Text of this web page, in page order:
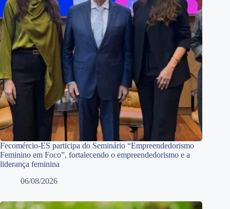
Fecomércio-ES participa do Seminário “Empreendedorismo
Feminino em Foco”, fortalecendo o empreendedorismo e a
liderança feminina
06/08/2026